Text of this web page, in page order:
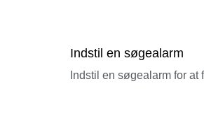
Indstil en søgealarm
Indstil en søgealarm for